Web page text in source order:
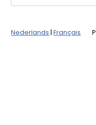
Nederlands |Français